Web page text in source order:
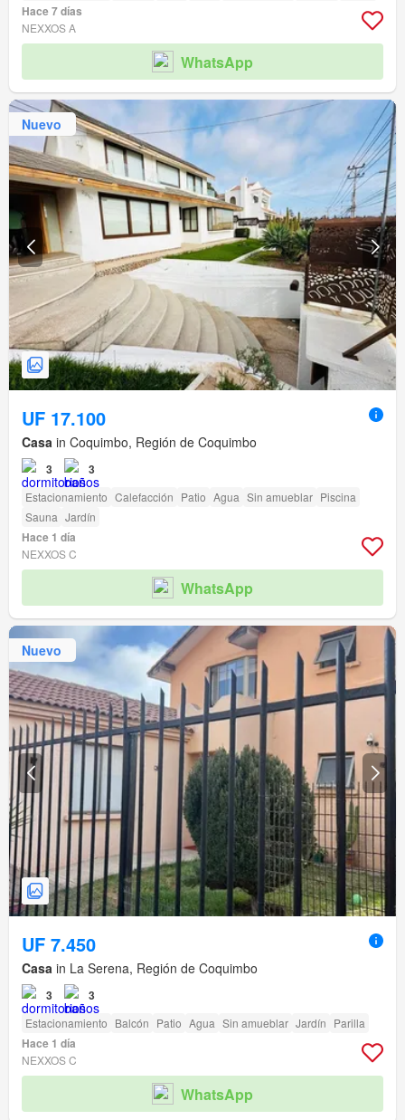
Hace 7 días
NEXXOS A
WhatsApp
Nuevo
UF 17.100
Casa in Coquimbo, Región de Coquimbo
3 3
Estacionamiento Calefacción Patio Agua Sin amueblar Piscina
Sauna Jardín
Hace 1 día
NEXXOS C
WhatsApp
Nuevo
UF 7.450
Casa in La Serena, Región de Coquimbo
3 3
Estacionamiento Balcón Patio Agua Sin amueblar Jardín Parilla
Hace 1 día
NEXXOS C
WhatsApp